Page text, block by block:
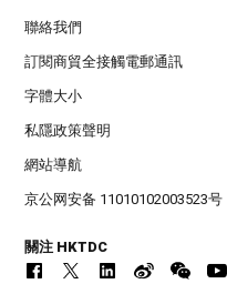
聯絡我們
訂閱商貿全接觸電郵通訊
字體大小
私隱政策聲明
網站導航
京公网安备 11010102003523号
關注 HKTDC